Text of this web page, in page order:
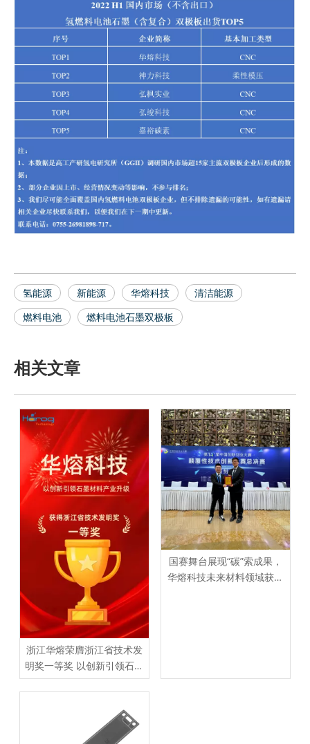
氢能源 新能源 华熔科技
清洁能源
燃料电池
燃料电池石墨双极板
相关文章
浙江华熔荣膺浙江省技术发
明奖一等奖 以创新引领石墨
材料产业升级
国赛舞台展现“碳”索成果，
华熔科技未来材料领域获认